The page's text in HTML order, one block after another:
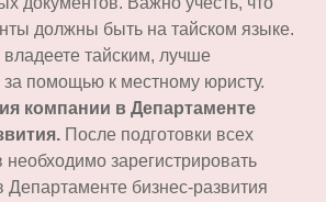
должны быть на тайском языке.
тайским, лучше
за помощью к местному юристу.
компании в Департаменте
После подготовки всех
необходимо зарегистрировать
Департаменте бизнес-развития